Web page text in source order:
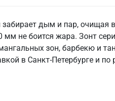
дым и пар, очищая
мм не боится жара. Зонт
зон, барбекю и
в Санкт‑Петербурге и по